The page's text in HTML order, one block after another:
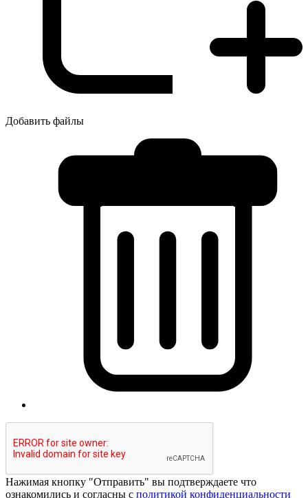
Добавить файлы
Нажимая кнопку "Отправить" вы подтверждаете что
ознакомились и согласны с политикой конфиденциальности